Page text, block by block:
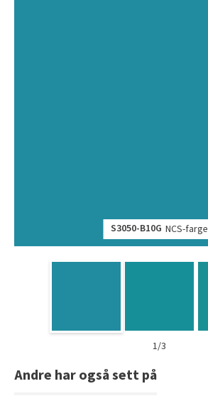
S3050-B10G NCS-farge
1/3
Andre har også sett på